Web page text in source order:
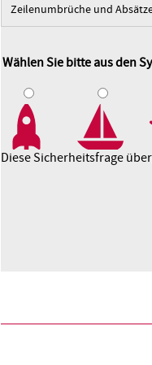
Zeilenumbrüche und
Wählen Sie bitte aus den
Diese Sicherheitsfrage